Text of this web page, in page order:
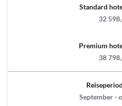
Standard
32
Premium
38
September -